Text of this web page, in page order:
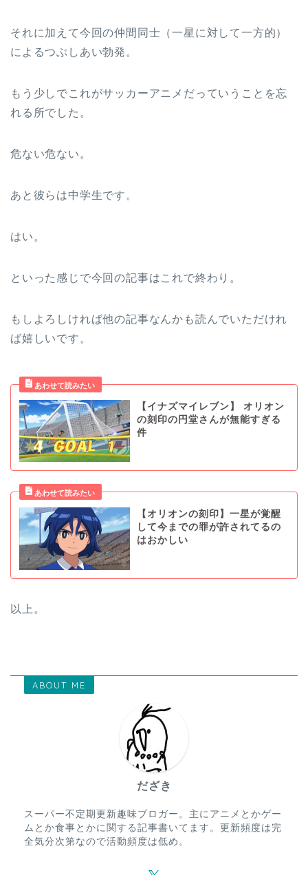
それに加えて今回の仲間同士（一星に対して一方的）
によるつぶしあい勃発。
もう少しでこれがサッカーアニメだっていうことを忘
れる所でした。
危ない危ない。
あと彼らは中学生です。
はい。
といった感じで今回の記事はこれで終わり。
もしよろしければ他の記事なんかも読んでいただけれ
ば嬉しいです。
【イナズマイレブン】 オリオン
の刻印の円堂さんが無能すぎる
件
【オリオンの刻印】一星が覚醒
して今までの罪が許されてるの
はおかしい
以上。
ABOUT ME
だざき
スーパー不定期更新趣味ブロガー。主にアニメとかゲー
ムとか食事とかに関する記事書いてます。更新頻度は完
全気分次第なので活動頻度は低め。